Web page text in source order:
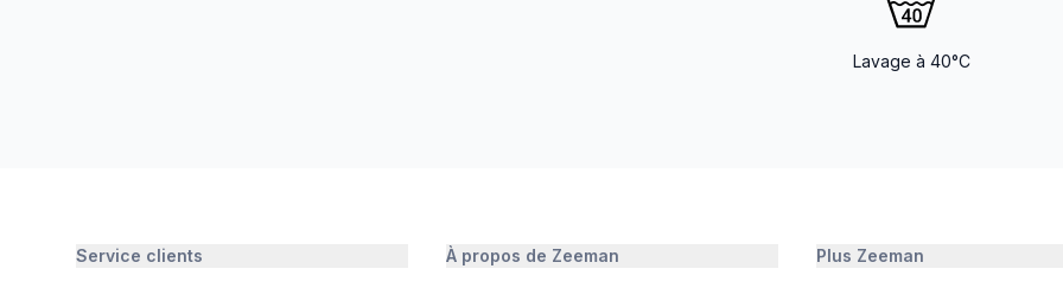
Lavage à 40°C
Service clients À propos de Zeeman Plus Zeeman